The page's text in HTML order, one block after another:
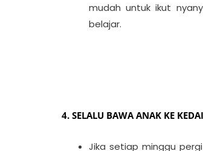
mudah untuk ikut
belajar.
4. SELALU BAWA ANAK KE
Jika setiap minggu